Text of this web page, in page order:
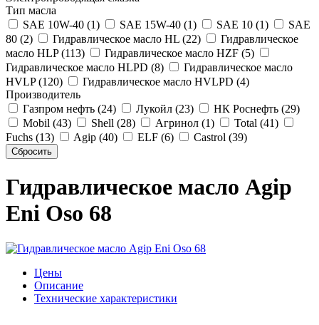
Тип масла
SAE 10W-40 (1)
SAE 15W-40 (1) SAE 10 (1)
SAE
80 (2)
Гидравлическое масло HL (22)
Гидравлическое
масло HLP (113)
Гидравлическое масло HZF (5)
Гидравлическое масло HLPD (8)
Гидравлическое масло
HVLP (120)
Гидравлическое масло HVLPD (4)
Производитель
Газпром нефть (24)
Лукойл (23)
НК Роснефть (29)
Mobil (43)
Shell (28) Агринол (1)
Total (41)
Fuchs (13)
Agip (40) ELF (6) Castrol (39)
Гидравлическое масло Agip
Eni Oso 68
Цены
Описание
Технические характеристики